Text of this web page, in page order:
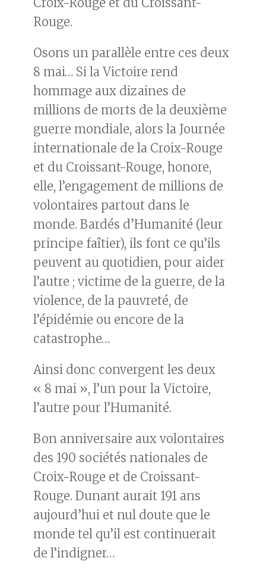
Rouge.
Osons un parallèle entre ces deux
8 mai… Si la Victoire rend
hommage aux dizaines de
millions de morts de la deuxième
guerre mondiale, alors la Journée
internationale de la Croix-Rouge
et du Croissant-Rouge, honore,
elle, l’engagement de millions de
volontaires partout dans le
monde. Bardés d’Humanité (leur
principe faîtier), ils font ce qu’ils
peuvent au quotidien, pour aider
l’autre ; victime de la guerre, de la
violence, de la pauvreté, de
l’épidémie ou encore de la
catastrophe…
Ainsi donc convergent les deux
« 8 mai », l’un pour la Victoire,
l’autre pour l’Humanité.
Bon anniversaire aux volontaires
des 190 sociétés nationales de
Croix-Rouge et de Croissant-
Rouge. Dunant aurait 191 ans
aujourd’hui et nul doute que le
monde tel qu’il est continuerait
de l’indigner…